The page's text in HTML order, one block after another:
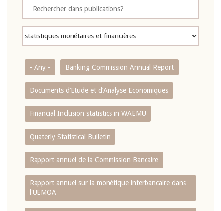
- Any - Banking Commission Annual Report
Documents d’Etude et d’Analyse Economiques
Financial Inclusion statistics in WAEMU
Quaterly Statistical Bulletin
Rapport annuel de la Commission Bancaire
Rapport annuel sur la monétique interbancaire dans
l'UEMOA